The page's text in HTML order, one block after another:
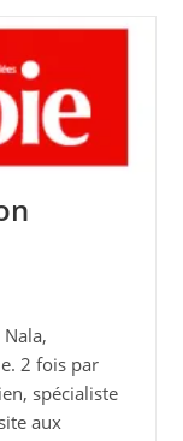
2 fois par
spécialiste
aux